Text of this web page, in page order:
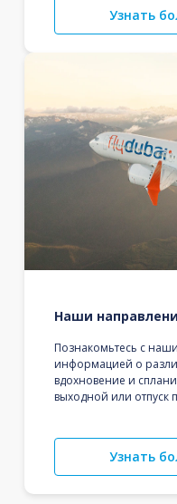
Узнать
Наши
Познакомьтесь с
информацией о
вдохновение и
выходной или отпуск
Узнать